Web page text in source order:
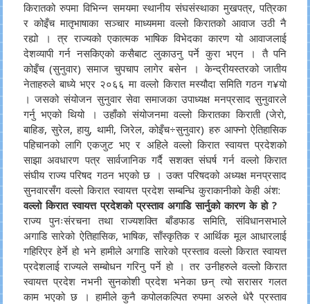
किरातको रुपमा विभिन्न समयमा स्थानीय संघसंस्थाका मुखपत्र, पत्रिका
र कोइँच मातृभाषाका सञ्चार माध्यममा वल्लो किरातको आवाज उठी नै
रह्यो । त्र राज्यको एकात्मक भाषिक विभेदका कारण यो आवाजलाई
देशव्यापी गर्न नसकिएको कसैबाट लुकाउनु पर्ने कुरा भएन । तै पनि
कोइँच (सुनुवार) समाज चुपचाप लागेर बसेन । केन्द्रीयस्तरको जातीय
नेताहरुले बाध्ये भएर २०६६ मा वल्लो किरात मस्यौदा समिति गठन ग¥यो
। जसको संयोजन सुनुवार सेवा समाजका उपाध्यक्ष मनप्रसाद सुनुवारले
गर्नु भएको थियो । उहाँको संयोजनमा वल्लो किरातका किराती (जेरो,
बाहिङ, सुरेल, हायु, थामी, जिरेल, कोइँच÷सुनुवार) हरु आफ्नो ऐतिहासिक
पहिचानको लागि एकजुट भए र अहिले वल्लो किरात स्वायत्त प्रदेशको
साझा अवधारण पत्र सार्वजानिक गर्दै सशक्त संघर्ष गर्न वल्लो किरात
संघीय राज्य परिषद गठन भएको छ । उक्त परिषदको अध्यक्ष मनप्रसाद
सुनवारसँग वल्लो किरात स्वायत्त प्रदेश सम्बन्धि कुराकानीको केही अंश:
वल्लो किरात स्वायत्त प्रदेशको प्रस्ताव अगाडि सार्नुको कारण के हो ?
राज्य पुनःसंरचना तथा राज्यशक्ति बाँडफाड समिति, संविधानसभाले
अगाडि सारेको ऐतिहासिक, भाषिक, साँस्कृतिक र आर्थिक मूल आधारलाई
गहिरिएर हेर्ने हो भने हामीले अगाडि सारेको प्रस्ताव वल्लो किरात स्वायत्त
प्रदेशलाई राज्यले सम्बोधन गरिनु पर्ने हो । तर उनीहरुले वल्लो किरात
स्वायत्त प्रदेश नभनी सुनकोशी प्रदेश भनेका छन् त्यो सरासर गलत
काम भएको छ । हामीले कुनै कपोलकल्पित रुपमा अरुले धेरै प्रस्ताव